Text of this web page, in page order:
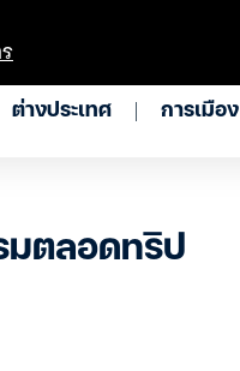
ต่างประเทศ การเมือง
มตลอดทริป